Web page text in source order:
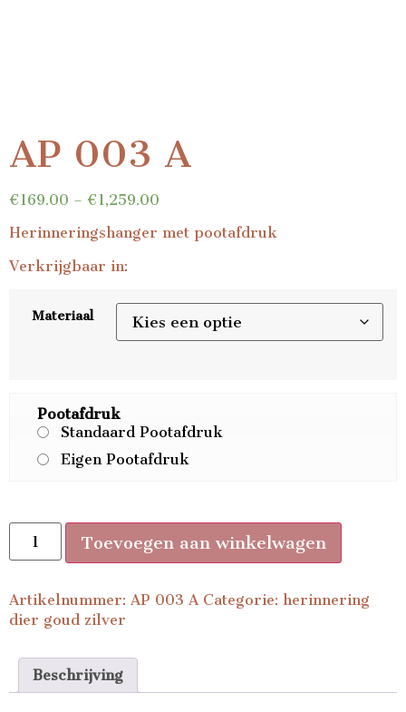
AP 003 A
€169.00 – €1,259.00
Herinneringshanger met pootafdruk
Verkrijgbaar in:
Materiaal
Pootafdruk
Standaard Pootafdruk
Eigen Pootafdruk
Toevoegen aan winkelwagen
Artikelnummer: AP 003 A Categorie: herinnering
dier goud zilver
Beschrijving